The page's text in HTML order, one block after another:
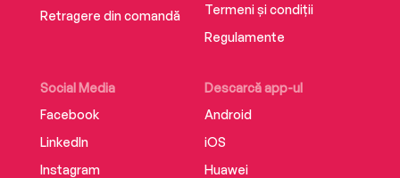
Retragere din comandă
Social Media
Facebook
LinkedIn
Instagram
Descarcă app-ul
Android
iOS
Huawei
Termeni și condiții
Regulamente